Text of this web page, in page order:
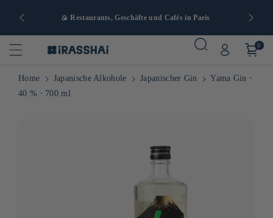
🍙 Restaurants, Geschäfte und Cafés in Paris
0
Home Japanische Alkohole Japanischer Gin
Yama Gin ⋅
40 % ⋅ 700 ml